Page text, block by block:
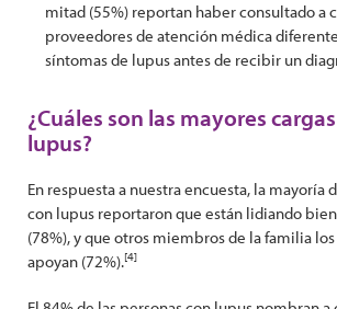
mitad (55%) reportan haber consultado a
proveedores de atención médica
síntomas de lupus antes de recibir un
¿Cuáles son las mayores
lupus?
En respuesta a nuestra encuesta, la mayoría
con lupus reportaron que están lidiando
(78%), y que otros miembros de la familia
apoyan (72%).[4]